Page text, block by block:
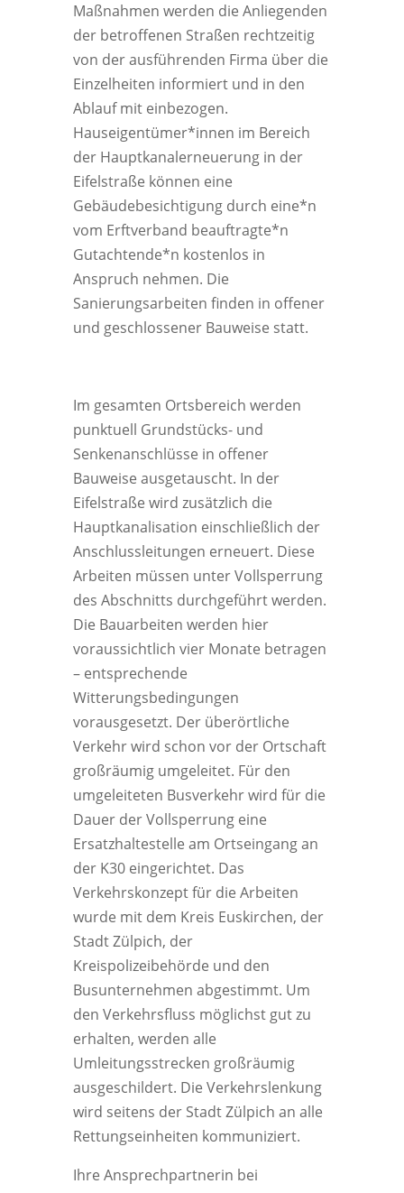
Maßnahmen werden die Anliegenden
der betroffenen Straßen rechtzeitig
von der ausführenden Firma über die
Einzelheiten informiert und in den
Ablauf mit einbezogen.
Hauseigentümer*innen im Bereich
der Hauptkanalerneuerung in der
Eifelstraße können eine
Gebäudebesichtigung durch eine*n
vom Erftverband beauftragte*n
Gutachtende*n kostenlos in
Anspruch nehmen. Die
Sanierungsarbeiten finden in offener
und geschlossener Bauweise statt.
Im gesamten Ortsbereich werden
punktuell Grundstücks- und
Senkenanschlüsse in offener
Bauweise ausgetauscht. In der
Eifelstraße wird zusätzlich die
Hauptkanalisation einschließlich der
Anschlussleitungen erneuert. Diese
Arbeiten müssen unter Vollsperrung
des Abschnitts durchgeführt werden.
Die Bauarbeiten werden hier
voraussichtlich vier Monate betragen
– entsprechende
Witterungsbedingungen
vorausgesetzt. Der überörtliche
Verkehr wird schon vor der Ortschaft
großräumig umgeleitet. Für den
umgeleiteten Busverkehr wird für die
Dauer der Vollsperrung eine
Ersatzhaltestelle am Ortseingang an
der K30 eingerichtet. Das
Verkehrskonzept für die Arbeiten
wurde mit dem Kreis Euskirchen, der
Stadt Zülpich, der
Kreispolizeibehörde und den
Busunternehmen abgestimmt. Um
den Verkehrsfluss möglichst gut zu
erhalten, werden alle
Umleitungsstrecken großräumig
ausgeschildert. Die Verkehrslenkung
wird seitens der Stadt Zülpich an alle
Rettungseinheiten kommuniziert.
Ihre Ansprechpartnerin bei